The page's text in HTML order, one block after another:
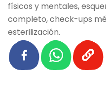
físicos y mentales,
completo, check-ups
esterilización.